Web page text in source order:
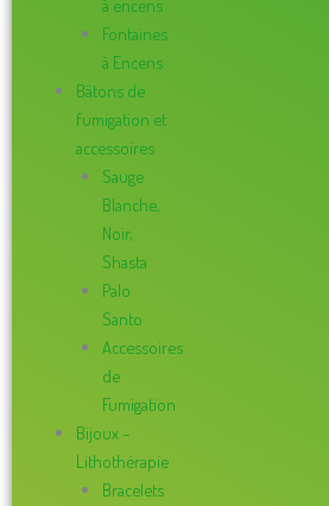
à encens
Fontaines
à Encens
Bâtons de
fumigation et
accessoires
Sauge
Blanche,
Noir,
Shasta
Palo
Santo
Accessoires
de
Fumigation
Bijoux –
Lithothérapie
Bracelets